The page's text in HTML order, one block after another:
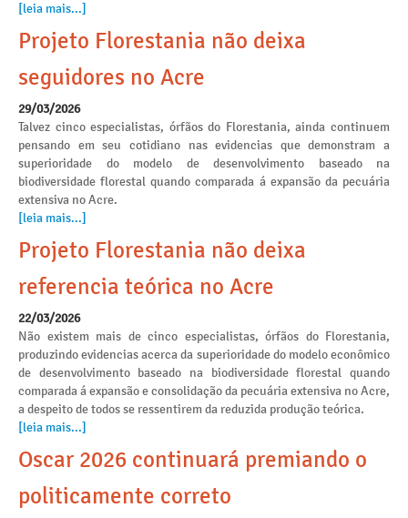
[leia mais...]
Projeto Florestania não deixa
seguidores no Acre
29/03/2026
Talvez cinco especialistas, órfãos do Florestania, ainda continuem
pensando em seu cotidiano nas evidencias que demonstram a
superioridade do modelo de desenvolvimento baseado na
biodiversidade florestal quando comparada á expansão da pecuária
extensiva no Acre.
[leia mais...]
Projeto Florestania não deixa
referencia teórica no Acre
22/03/2026
Não existem mais de cinco especialistas, órfãos do Florestania,
produzindo evidencias acerca da superioridade do modelo econômico
de desenvolvimento baseado na biodiversidade florestal quando
comparada á expansão e consolidação da pecuária extensiva no Acre,
a despeito de todos se ressentirem da reduzida produção teórica.
[leia mais...]
Oscar 2026 continuará premiando o
politicamente correto